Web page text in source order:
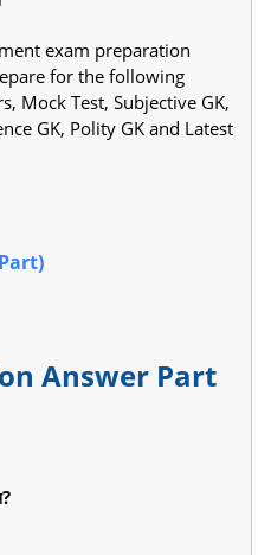
exam preparation
for the following
Mock Test, Subjective GK,
GK, Polity GK and Latest
Part)
Answer Part